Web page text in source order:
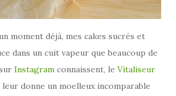
moment déjà, mes cakes sucrés et
dans un cuit vapeur que beaucoup de
Instagram connaissent, le Vitaliseur
leur donne un moelleux incomparable